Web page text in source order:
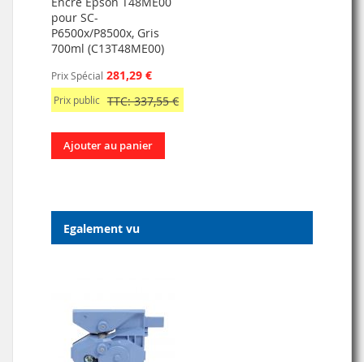
pour SC-
P6500x/P8500x, Gris
700ml (C13T48ME00)
Prix Spécial 281,29 €
Prix public TTC: 337,55 €
Ajouter au panier
Egalement vu